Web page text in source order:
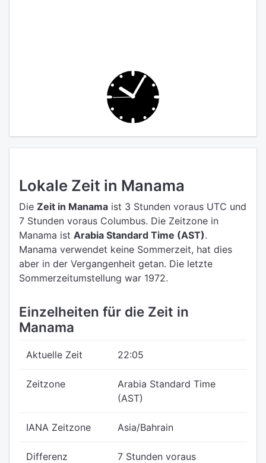
Lokale Zeit in Manama
Die Zeit in Manama ist 3 Stunden voraus UTC und
7 Stunden voraus Columbus. Die Zeitzone in
Manama ist Arabia Standard Time (AST).
Manama verwendet keine Sommerzeit, hat dies
aber in der Vergangenheit getan. Die letzte
Sommerzeitumstellung war 1972.
Einzelheiten für die Zeit in
Manama
Aktuelle Zeit 22:05
Zeitzone
Arabia Standard Time
(AST)
IANA Zeitzone Asia/Bahrain
Differenz
7 Stunden voraus